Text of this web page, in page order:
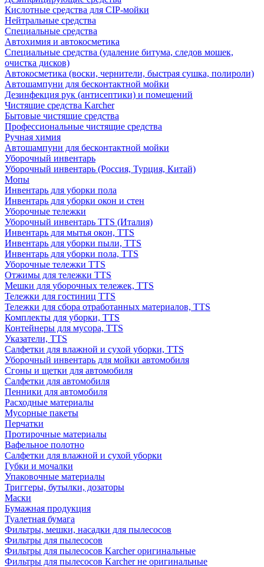
Кислотные средства для CIP-мойки
Нейтральные средства
Специальные средства
Автохимия и автокосметика
Специальные средства (удаление битума, следов мошек,
очистка дисков)
Автокосметика (воски, чернители, быстрая сушка, полироли)
Автошампуни для бесконтактной мойки
Дезинфекция рук (антисептики) и помещений
Чистящие средства Karcher
Бытовые чистящие средства
Профессиональные чистящие средства
Ручная химия
Автошампуни для бесконтактной мойки
Уборочный инвентарь
Уборочный инвентарь (Россия, Турция, Китай)
Мопы
Инвентарь для уборки пола
Инвентарь для уборки окон и стен
Уборочные тележки
Уборочный инвентарь TTS (Италия)
Инвентарь для мытья окон, TTS
Инвентарь для уборки пыли, TTS
Инвентарь для уборки пола, TTS
Уборочные тележки TTS
Отжимы для тележки TTS
Мешки для уборочных тележек, TTS
Тележки для гостиниц TTS
Тележки для сбора отработанных материалов, TTS
Комплекты для уборки, TTS
Контейнеры для мусора, TTS
Указатели, TTS
Салфетки для влажной и сухой уборки, TTS
Уборочный инвентарь для мойки автомобиля
Сгоны и щетки для автомобиля
Салфетки для автомобиля
Пенники для автомобиля
Расходные материалы
Мусорные пакеты
Перчатки
Протирочные материалы
Вафельное полотно
Салфетки для влажной и сухой уборки
Губки и мочалки
Упаковочные материалы
Триггеры, бутылки, дозаторы
Маски
Бумажная продукция
Туалетная бумага
Фильтры, мешки, насадки для пылесосов
Фильтры для пылесосов
Фильтры для пылесосов Karcher оригинальные
Фильтры для пылесосов Karcher не оригинальные